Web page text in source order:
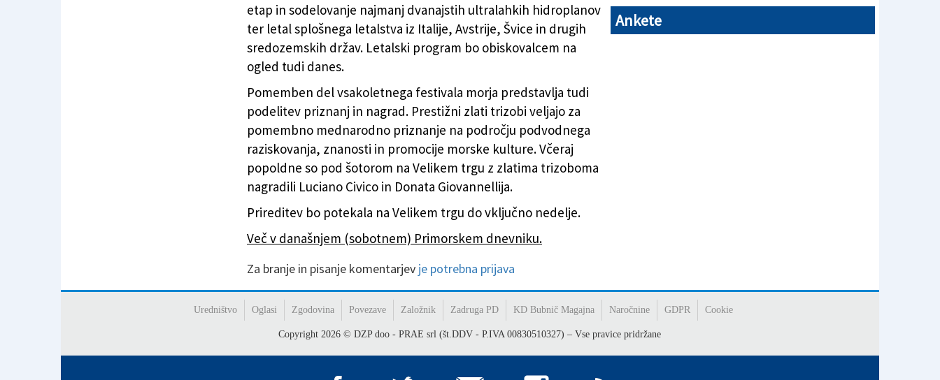
etap in sodelovanje najmanj dvanajstih ultralahkih hidroplanov
ter letal splošnega letalstva iz Italije, Avstrije, Švice in drugih
sredozemskih držav. Letalski program bo obiskovalcem na
ogled tudi danes.
Pomemben del vsakoletnega festivala morja predstavlja tudi
podelitev priznanj in nagrad. Prestižni zlati trizobi veljajo za
pomembno mednarodno priznanje na področju podvodnega
raziskovanja, znanosti in promocije morske kulture. Včeraj
popoldne so pod šotorom na Velikem trgu z zlatima trizoboma
nagradili Luciano Civico in Donata Giovannellija.
Prireditev bo potekala na Velikem trgu do vključno nedelje.
Več v današnjem (sobotnem) Primorskem dnevniku.
Za branje in pisanje komentarjev je potrebna prijava
Ankete
Uredništvo Oglasi Zgodovina Povezave Založnik Zadruga PD KD Bubnič Magajna Naročnine GDPR Cookie
Copyright2026 © DZP doo - PRAE srl (št.DDV - P.IVA 00830510327) – Vse pravice pridržane